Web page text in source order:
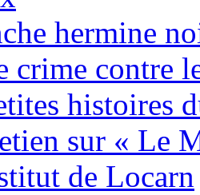
hermine
crime contre
histoires
sur « Le
de Locarn